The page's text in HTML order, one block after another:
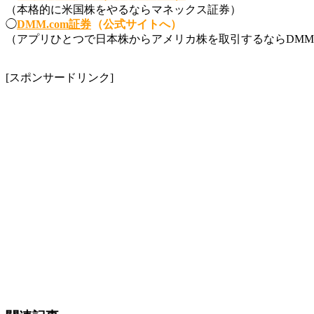
（本格的に米国株をやるならマネックス証券）
◯DMM.com証券 （公式サイトへ）
（アプリひとつで日本株からアメリカ株を取引するなら
[スポンサードリンク]